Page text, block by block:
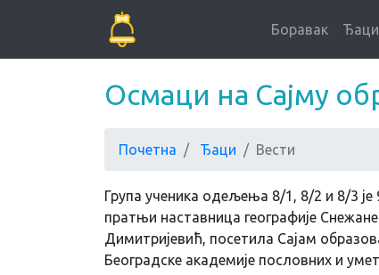
Боравак Ђаци
Осмаци на Сајму
Почетна Ђаци Вести
Група ученика одељења 8/1, 8/2 и 8/3 је
пратњи наставница географије
Димитријевић, посетила Сајам
Београдске академије пословних и